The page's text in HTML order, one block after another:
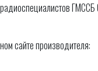
ГМССБ
сайте производителя: